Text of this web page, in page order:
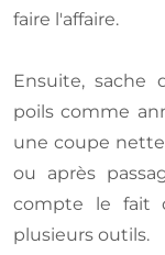
faire l'affaire.
Ensuite, sache
poils comme
une coupe
ou après
compte le fait
plusieurs outils.